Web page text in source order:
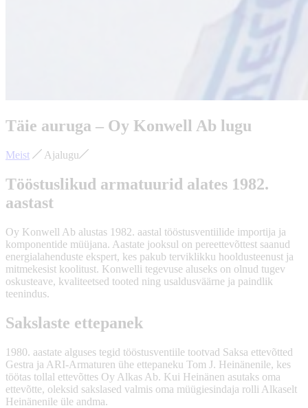
Täie auruga – Oy Konwell Ab lugu
Meist Ajalugu
Tööstuslikud armatuurid alates 1982.
aastast
Oy Konwell Ab alustas 1982. aastal tööstusventiilide importija ja
komponentide müüjana. Aastate jooksul on pereettevõttest saanud
energialahenduste ekspert, kes pakub terviklikku hooldusteenust ja
mitmekesist koolitust. Konwelli tegevuse aluseks on olnud tugev
oskusteave, kvaliteetsed tooted ning usaldusväärne ja paindlik
teenindus.
Sakslaste ettepanek
1980. aastate alguses tegid tööstusventiile tootvad Saksa ettevõtted
Gestra ja ARI-Armaturen ühe ettepaneku Tom J. Heinänenile, kes
töötas tollal ettevõttes Oy Alkas Ab. Kui Heinänen asutaks oma
ettevõtte, oleksid sakslased valmis oma müügiesindaja rolli Alkaselt
Heinänenile üle andma.